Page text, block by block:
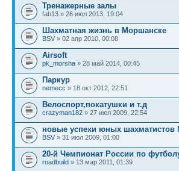
Тренажерные залы
fab13 » 26 июл 2013, 19:04
Шахматная жизнь в Моршанске
BSV » 02 апр 2010, 00:08
Airsoft
pk_morsha » 28 май 2014, 00:45
Паркур
nemecc » 18 окт 2012, 22:51
Велоспорт,покатушки и т.д
crazyman182 » 27 июл 2009, 22:54
новые успехи юных шахматистов
BSV » 31 июл 2009, 01:00
20-й Чемпионат России по футболу
roadbuild » 13 мар 2011, 01:39